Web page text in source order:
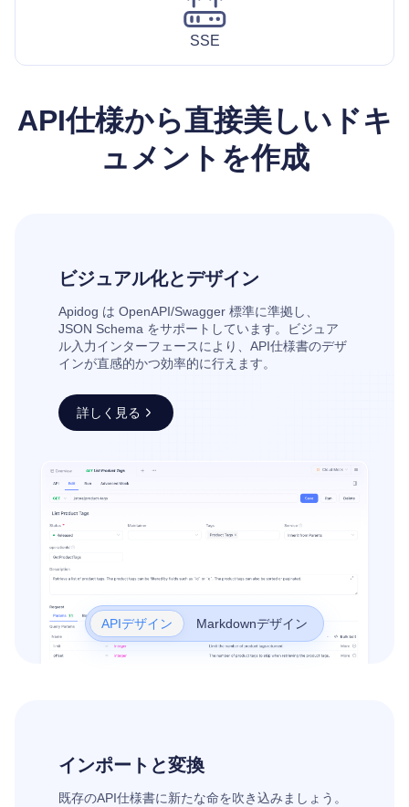
SSE
API仕様から直接美しいドキ
ュメントを作成
ビジュアル化とデザイン
Apidog は OpenAPI/Swagger 標準に準拠し、
JSON Schema をサポートしています。ビジュア
ル入力インターフェースにより、API仕様書のデザ
インが直感的かつ効率的に行えます。
詳しく見る
APIデザイン Markdownデザイン
インポートと変換
既存のAPI仕様書に新たな命を吹き込みましょう。